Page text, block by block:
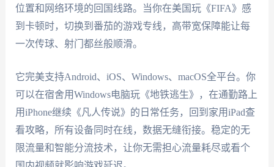
位置和网络环境的回国线路。当你在美国玩《FIFA》感
到卡顿时，切换到番茄的游戏专线，高带宽保障能让每
一次传球、射门都丝般顺滑。
它完美支持Android、iOS、Windows、macOS全平台。你
可以在宿舍用Windows电脑玩《地铁逃生》，在通勤路上
用iPhone继续《凡人传说》的日常任务，回到家用iPad查
看攻略，所有设备同时在线，数据无缝衔接。稳定的无
限流量和智能分流技术，让你无需担心流量耗尽或看个